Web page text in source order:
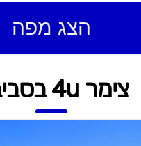
הצג מפה
צימר 4u בסביבה